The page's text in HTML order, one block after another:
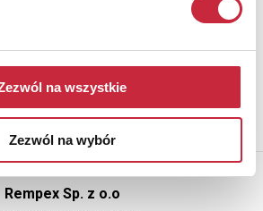
na wszystkie
Zezwól na wybór
adres e-mail
Rempex Sp. z o.o